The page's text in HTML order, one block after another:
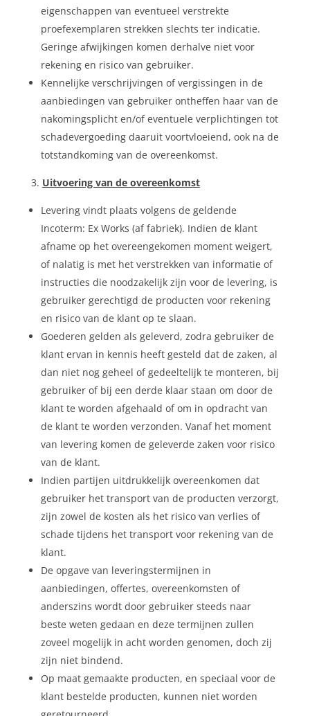
eigenschappen van eventueel verstrekte
proefexemplaren strekken slechts ter indicatie.
Geringe afwijkingen komen derhalve niet voor
rekening en risico van gebruiker.
Kennelijke verschrijvingen of vergissingen in de
aanbiedingen van gebruiker ontheffen haar van de
nakomingsplicht en/of eventuele verplichtingen tot
schadevergoeding daaruit voortvloeiend, ook na de
totstandkoming van de overeenkomst.
Uitvoering van de overeenkomst
Levering vindt plaats volgens de geldende
Incoterm: Ex Works (af fabriek). Indien de klant
afname op het overeengekomen moment weigert,
of nalatig is met het verstrekken van informatie of
instructies die noodzakelijk zijn voor de levering, is
gebruiker gerechtigd de producten voor rekening
en risico van de klant op te slaan.
Goederen gelden als geleverd, zodra gebruiker de
klant ervan in kennis heeft gesteld dat de zaken, al
dan niet nog geheel of gedeeltelijk te monteren, bij
gebruiker of bij een derde klaar staan om door de
klant te worden afgehaald of om in opdracht van
de klant te worden verzonden. Vanaf het moment
van levering komen de geleverde zaken voor risico
van de klant.
Indien partijen uitdrukkelijk overeenkomen dat
gebruiker het transport van de producten verzorgt,
zijn zowel de kosten als het risico van verlies of
schade tijdens het transport voor rekening van de
klant.
De opgave van leveringstermijnen in
aanbiedingen, offertes, overeenkomsten of
anderszins wordt door gebruiker steeds naar
beste weten gedaan en deze termijnen zullen
zoveel mogelijk in acht worden genomen, doch zij
zijn niet bindend.
Op maat gemaakte producten, en speciaal voor de
klant bestelde producten, kunnen niet worden